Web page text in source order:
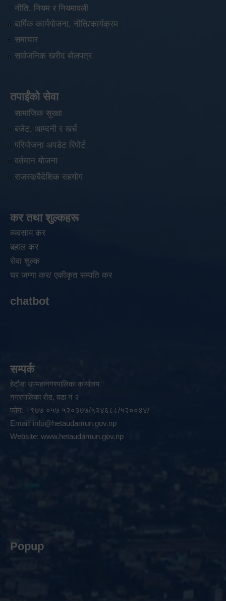
नीति, नियम र नियमावली
बार्षिक कार्ययोजना, नीति/कार्यक्रम
समाचार
सार्वजनिक खरीद बोलपत्र
तपाईंको सेवा
सामाजिक सुरक्षा
बजेट, आम्दनी र खर्च
परियोजना अपडेट रिपोर्ट
वर्तमान योजना
राजस्व/वैदेशिक सहयोग
कर तथा शुल्कहरू
व्यवसाय कर
बहाल कर
सेवा शुल्क
घर जग्गा कर/ एकीकृत सम्पति कर
chatbot
सम्पर्क
हेटौडा उपमहानगरपालिका कार्यालय
नगरपालिका रोड, वडा नं २
फोन: +९७७ ०५७ ५२०३७७/५२४६८८/५२००४४/
Email: info@hetaudamun.gov.np
Website: www.hetaudamun.gov.np
Popup